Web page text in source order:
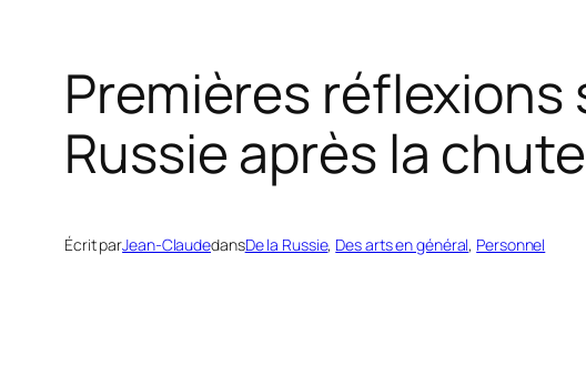
Premières réflexions
Russie après la
Écrit parJean-ClaudedansDe la Russie, Des arts en général, Personnel